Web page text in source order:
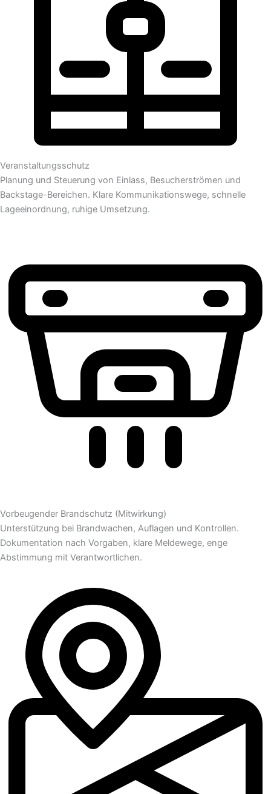
Veranstaltungsschutz
Planung und Steuerung von Einlass, Besucherströmen und
Backstage-Bereichen. Klare Kommunikationswege, schnelle
Lageeinordnung, ruhige Umsetzung.
Vorbeugender Brandschutz (Mitwirkung)
Unterstützung bei Brandwachen, Auflagen und Kontrollen.
Dokumentation nach Vorgaben, klare Meldewege, enge
Abstimmung mit Verantwortlichen.